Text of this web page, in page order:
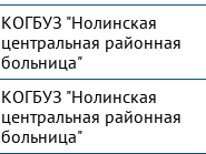
КОГБУЗ "Нолинская
центральная районная
больница"
КОГБУЗ "Нолинская
центральная районная
больница"